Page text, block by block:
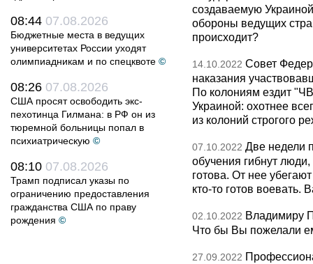
08:44 07.08.2026
Бюджетные места в ведущих
университетах России уходят
олимпиадникам и по спецквоте ©
08:26 07.08.2026
США просят освободить экс-
пехотинца Гилмана: в РФ он из
тюремной больницы попал в
психиатрическую ©
08:10 07.08.2026
Трамп подписал указы по
ограничению предоставления
гражданства США по праву
рождения ©
создаваемую
обороны ведущих
происходит?
14.10.2022 Совет
наказания
По колониям ездит
Украиной: охотнее
из колоний строгого
07.10.2022 Две недели
обучения гибнут
готова. От нее
кто-то готов
02.10.2022 Владимиру
Что бы Вы пожелали
27.09.2022